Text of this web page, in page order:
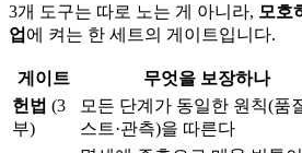
3개 도구는 따로 노는 게 아니라, 모호
업 에 켜는 한 세트의 게이트입니다.
게이트 무엇을 보장하나
헌법 (3
부)
모든 단계가 동일한 원칙(품
스트·관측)을 따른다